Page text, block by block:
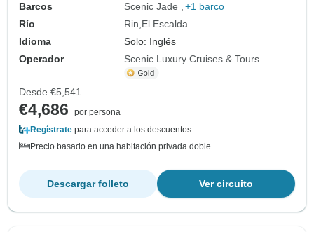
Barcos
Scenic Jade
+1 barco
Río
Rin El Escalda
Idioma
Solo: Inglés
Operador
Scenic Luxury Cruises & Tours
Desde €5,541
€4,686
por persona
Regístrate para acceder a los descuentos
Precio basado en una habitación privada doble
Ver circuito
Descargar folleto